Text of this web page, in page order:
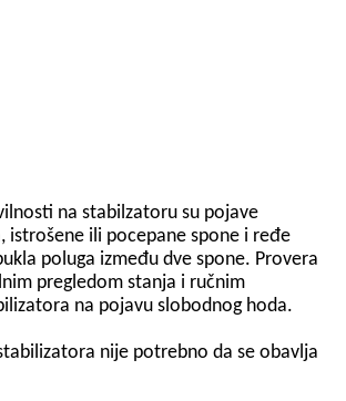
na stabilzatoru su pojave
istrošene ili pocepane spone i ređe
poluga između dve spone. Provera
pregledom stanja i ručnim
na pojavu slobodnog hoda.
nije potrebno da se obavlja